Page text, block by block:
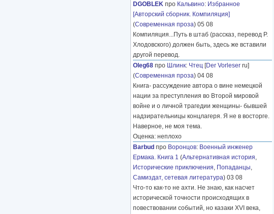
DGOBLEK про Кальвино: Избранное
[Авторский сборник. Компиляция]
(Современная проза) 05 08
Компиляция...Путь в штаб (рассказ, перевод Р.
Хлодовского) должен быть, здесь же вставили
другой перевод.
Oleg68 про Шлинк: Чтец [Der Vorleser ru]
(Современная проза) 04 08
Книга- рассуждение автора о вине немецкой
нации за преступления во Второй мировой
войне и о личной трагедии женщины- бывшей
надзирательницы концлагеря. Я не в восторге.
Наверное, не моя тема.
Оценка: неплохо
Barbud про Воронцов: Военный инженер
Ермака. Книга 1 (Альтернативная история,
Исторические приключения, Попаданцы,
Самиздат, сетевая литература) 03 08
Что-то как-то не ахти. Не знаю, как насчет
исторической точности происходящих в
повествовании событий, но казаки XVI века,